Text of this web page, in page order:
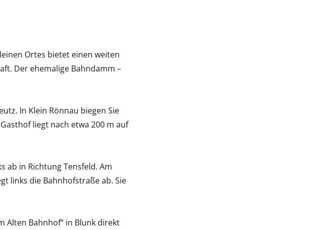
Ortes bietet einen weiten
Der ehemalige Bahndamm –
In Klein Rönnau biegen Sie
liegt nach etwa 200 m auf
ab in Richtung Tensfeld. Am
links die Bahnhofstraße ab. Sie
Alten Bahnhof“ in Blunk direkt